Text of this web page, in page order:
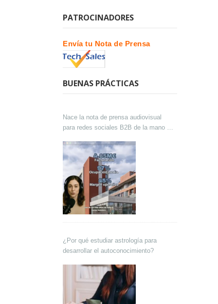
PATROCINADORES
Envía tu Nota de Prensa
BUENAS PRÁCTICAS
Nace la nota de prensa audiovisual
para redes sociales B2B de la mano de
¿Por qué estudiar astrología para
desarrollar el autoconocimiento?